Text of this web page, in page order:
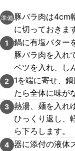
準備豚バラ肉は4cm
に切っておきま
1
鍋に有塩バター
豚バラ肉を入れ
ベツを入れ、し
2
1を端に寄せ、
たら全体に味が
3 熱湯、麺を入れ
ひっくり返し、
ら下ろします。
4 器に添付の液体